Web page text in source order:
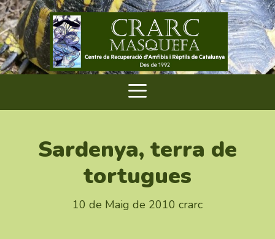
Sardenya, terra de
tortugues
10 de Maig de 2010 crarc